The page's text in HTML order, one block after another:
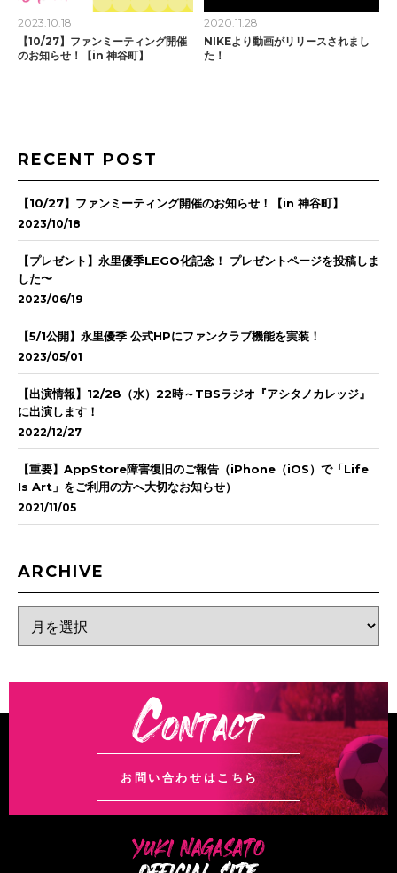
2023.10.18
【10/27】ファンミーティング開催
のお知らせ！【in 神谷町】
2020.11.28
NIKEより動画がリリースされまし
た！
RECENT POST
【10/27】ファンミーティング開催のお知らせ！【in 神谷町】
2023/10/18
【プレゼント】永里優季LEGO化記念！ プレゼントページを投稿しま
した〜
2023/06/19
【5/1公開】永里優季 公式HPにファンクラブ機能を実装！
2023/05/01
【出演情報】12/28（水）22時～TBSラジオ『アシタノカレッジ』
に出演します！
2022/12/27
【重要】AppStore障害復旧のご報告（iPhone（iOS）で「Life
Is Art」をご利用の方へ大切なお知らせ）
2021/11/05
ARCHIVE
お問い合わせはこちら